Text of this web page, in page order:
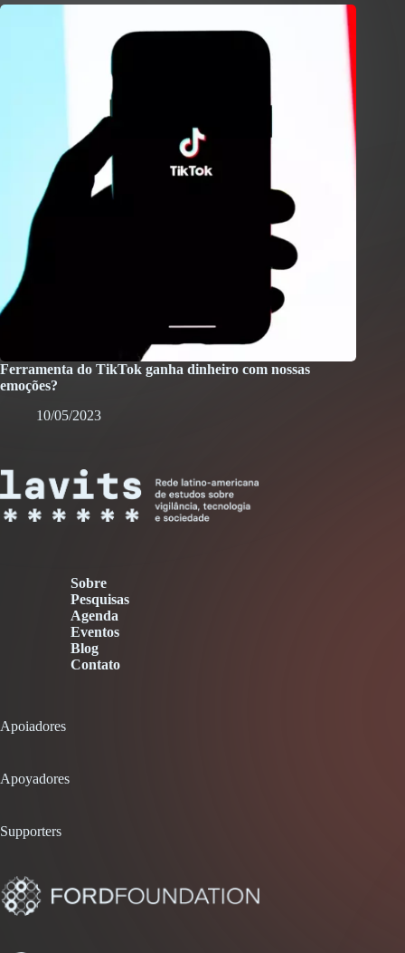
Ferramenta do TikTok ganha dinheiro com nossas
emoções?
10/05/2023
Sobre
Pesquisas
Agenda
Eventos
Blog
Contato
Apoiadores
Apoyadores
Supporters